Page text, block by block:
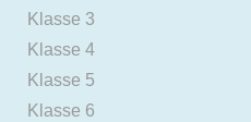
Klasse 3
Klasse 4
Klasse 5
Klasse 6